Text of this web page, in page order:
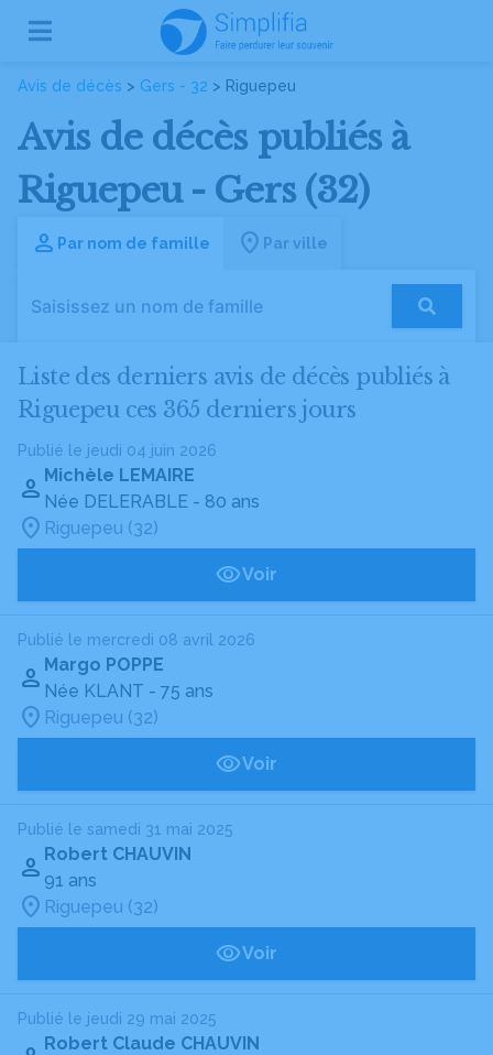
Avis de décès > Gers - 32 > Riguepeu
Avis de décès publiés à
Riguepeu - Gers (32)
Par nom de famille Par ville
Liste des derniers avis de décès publiés à
Riguepeu ces 365 derniers jours
Publié le jeudi 04 juin 2026
Michèle LEMAIRE
Née DELERABLE - 80 ans
Riguepeu (32)
Voir
Publié le mercredi 08 avril 2026
Margo POPPE
Née KLANT - 75 ans
Riguepeu (32)
Voir
Publié le samedi 31 mai 2025
Robert CHAUVIN
91 ans
Riguepeu (32)
Voir
Publié le jeudi 29 mai 2025
Robert Claude CHAUVIN